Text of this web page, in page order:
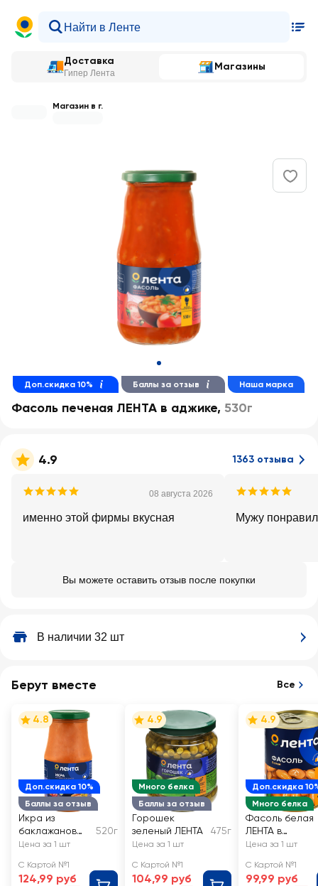
Доставка
Гипер Лента
Магазины
Магазин в г.
Доп.скидка 10% Баллы за отзыв Наша марка
Фасоль печеная ЛЕНТА в аджике, 530г
4.9 1363 отзыва
08 августа 2026
именно этой фирмы вкусная Мужу
Вы можете оставить отзыв после покупки
В наличии 32 шт
Берут вместе Все
Доп.скидка 10%
Баллы за отзыв
4.8
Икра из
баклажанов
ЛЕНТА
520г
Цена за 1 шт
С Картой №1
124,99 руб
Много белка
Баллы за отзыв
4.9
Горошек
зеленый ЛЕНТА
475г
Цена за 1 шт
С Картой №1
104,99 руб
Доп.скидка
Много белка
4.9
Фасоль белая
ЛЕНТА в
собственном
Цена за 1 шт
С Картой №1
99,99 руб